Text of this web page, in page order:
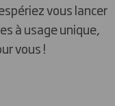
vous lancer
à usage unique,
vous !